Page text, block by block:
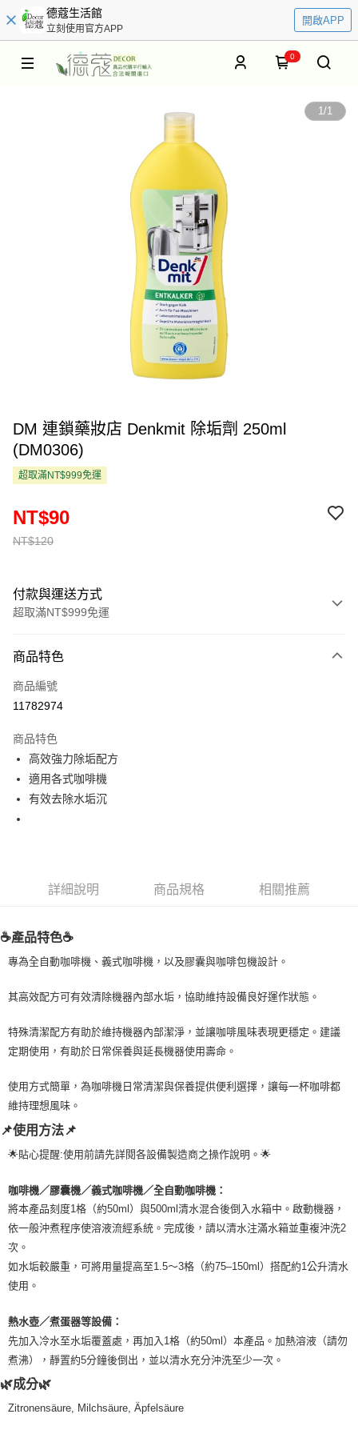
德蔻生活館
立刻使用官方APP
開啟APP
0
1/1
DM 連鎖藥妝店 Denkmit 除垢劑 250ml
(DM0306)
超取滿NT$999免運
NT$120
NT$90
付款與運送方式
超取滿NT$999免運
信用卡一次付款
超商取貨付款
Apple Pay
街口支付
全家取貨付款
每筆NT$80，滿NT$999(含以上)免運費
全家純取貨 (先付款
7-11取貨付款
7-11純取貨 (先付款
每筆NT$80，滿NT$999(含以上)免運費
離島宅配（澎湖、金門、馬祖、小琉球）
每筆NT$250，滿NT$3,000(含以上)免運費
付款後門市自取
免運費
商品特色
商品編號
11782974
商品特色
高效強力除垢配方
適用各式咖啡機
有效去除水垢沉
詳細說明 商品規格 相關推薦
☕產品特色☕
專為全自動咖啡機、義式咖啡機，以及膠囊與咖啡包機設計。
其高效配方可有效清除機器內部水垢，協助維持設備良好運作狀態。
特殊清潔配方有助於維持機器內部潔淨，並讓咖啡風味表現更穩定。建議
定期使用，有助於日常保養與延長機器使用壽命。
使用方式簡單，為咖啡機日常清潔與保養提供便利選擇，讓每一杯咖啡都
維持理想風味。
📌使用方法📌
🌟貼心提醒:使用前請先詳閱各設備製造商之操作說明。🌟
咖啡機／膠囊機／義式咖啡機／全自動咖啡機：
將本產品刻度1格（約50ml）與500ml清水混合後倒入水箱中。啟動機器，
依一般沖煮程序使溶液流經系統。完成後，請以清水注滿水箱並重複沖洗2
次。
如水垢較嚴重，可將用量提高至1.5～3格（約75–150ml）搭配約1公升清水
使用。
熱水壺／煮蛋器等設備：
先加入冷水至水垢覆蓋處，再加入1格（約50ml）本產品。加熱溶液（請勿
煮沸），靜置約5分鐘後倒出，並以清水充分沖洗至少一次。
🌿成分🌿
Zitronensäure, Milchsäure, Äpfelsäure